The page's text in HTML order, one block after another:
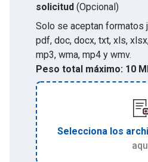
solicitud (Opcional)
Solo se aceptan formatos
pdf, doc, docx, txt, xls,
mp3, wma, mp4 y wmv.
Peso total máximo: 10
Selecciona los